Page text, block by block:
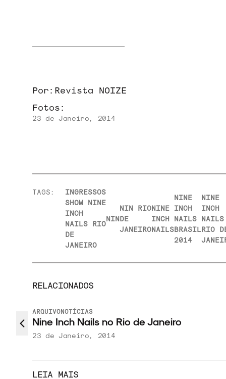
Por: Revista NOIZE
Fotos:
23 de Janeiro, 2014
TAGS:
INGRESSOS
SHOW NINE
INCH
NAILS RIO
DE
JANEIRO
NIN
NIN RIO
DE
JANEIRO
NINE
INCH
NAILS
NINE
INCH
NAILS
BRASIL
2014
NINE
INCH
NAILS
RIO
RELACIONADOS
ARQUIVONOTÍCIAS
Nine Inch Nails no Rio de Janeiro
23 de Janeiro, 2014
LEIA MAIS